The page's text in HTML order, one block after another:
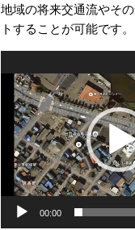
地域の将来交通流やそ
トすることが可能です。
00:00